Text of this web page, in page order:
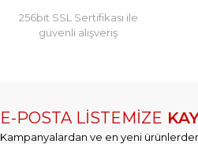
256bit SSL Sertifikası ile
güvenli alışveriş
E-POSTA LİSTEMİZE
Kampanyalardan ve en yeni